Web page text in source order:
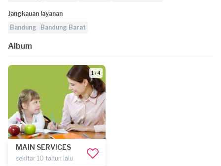
Jangkauan layanan
Bandung
Bandung Barat
Album
1 / 4
MAIN SERVICES
sekitar 10 tahun lalu